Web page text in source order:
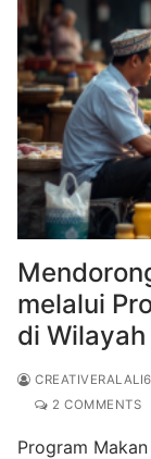
melalui
di
CREATIVERALALI6
2 COMMENTS
Program